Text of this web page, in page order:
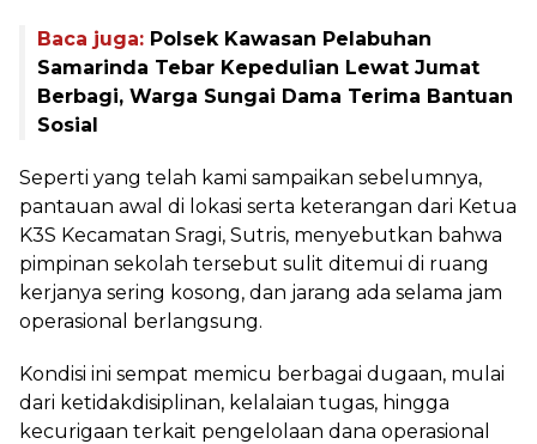
Baca juga: Polsek Kawasan Pelabuhan
Samarinda Tebar Kepedulian Lewat Jumat
Berbagi, Warga Sungai Dama Terima Bantuan
Sosial
Seperti yang telah kami sampaikan sebelumnya,
pantauan awal di lokasi serta keterangan dari Ketua
K3S Kecamatan Sragi, Sutris, menyebutkan bahwa
pimpinan sekolah tersebut sulit ditemui di ruang
kerjanya sering kosong, dan jarang ada selama jam
operasional berlangsung.
Kondisi ini sempat memicu berbagai dugaan, mulai
dari ketidakdisiplinan, kelalaian tugas, hingga
kecurigaan terkait pengelolaan dana operasional